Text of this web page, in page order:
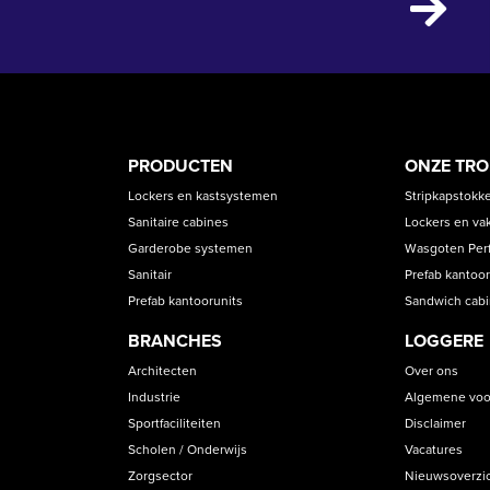
PRODUCT
CATEGORIES
PRODUCTEN
Lockers en kastsystemen
Sanitaire cabines
Garderobe systemen
Sanitair
Prefab kantoorunits
BRANCHES
Architecten
Industrie
Sportfaciliteiten
Scholen / Onderwijs
Zorgsector
ONZE
Lockers en
Wasgoten
Prefab
Sandwich
LOGGERE
Over ons
Algemene
Disclaimer
Vacatures